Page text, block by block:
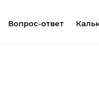
Вопрос-ответ